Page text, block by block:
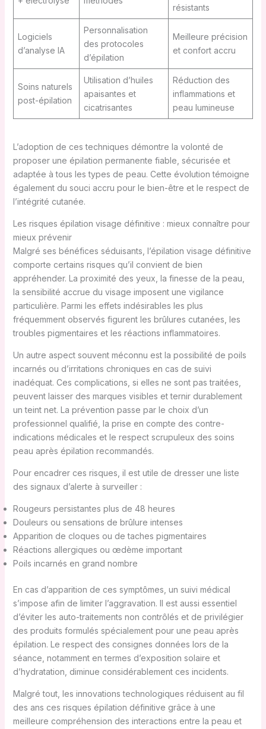
résistants
Logiciels
d’analyse IA
Personnalisation
des protocoles
d’épilation
Meilleure précision
et confort accru
Soins naturels
post-épilation
Utilisation d’huiles
apaisantes et
cicatrisantes
Réduction des
inflammations et
peau lumineuse
L’adoption de ces techniques démontre la volonté de
proposer une épilation permanente fiable, sécurisée et
adaptée à tous les types de peau. Cette évolution témoigne
également du souci accru pour le bien-être et le respect de
l’intégrité cutanée.
Les risques épilation visage définitive : mieux connaître pour
mieux prévenir
Malgré ses bénéfices séduisants, l’épilation visage définitive
comporte certains risques qu’il convient de bien
appréhender. La proximité des yeux, la finesse de la peau,
la sensibilité accrue du visage imposent une vigilance
particulière. Parmi les effets indésirables les plus
fréquemment observés figurent les brûlures cutanées, les
troubles pigmentaires et les réactions inflammatoires.
Un autre aspect souvent méconnu est la possibilité de poils
incarnés ou d’irritations chroniques en cas de suivi
inadéquat. Ces complications, si elles ne sont pas traitées,
peuvent laisser des marques visibles et ternir durablement
un teint net. La prévention passe par le choix d’un
professionnel qualifié, la prise en compte des contre-
indications médicales et le respect scrupuleux des soins
peau après épilation recommandés.
Pour encadrer ces risques, il est utile de dresser une liste
des signaux d’alerte à surveiller :
Rougeurs persistantes plus de 48 heures
Douleurs ou sensations de brûlure intenses
Apparition de cloques ou de taches pigmentaires
Réactions allergiques ou œdème important
Poils incarnés en grand nombre
En cas d’apparition de ces symptômes, un suivi médical
s’impose afin de limiter l’aggravation. Il est aussi essentiel
d’éviter les auto-traitements non contrôlés et de privilégier
des produits formulés spécialement pour une peau après
épilation. Le respect des consignes données lors de la
séance, notamment en termes d’exposition solaire et
d’hydratation, diminue considérablement ces incidents.
Malgré tout, les innovations technologiques réduisent au fil
des ans ces risques épilation définitive grâce à une
meilleure compréhension des interactions entre la peau et